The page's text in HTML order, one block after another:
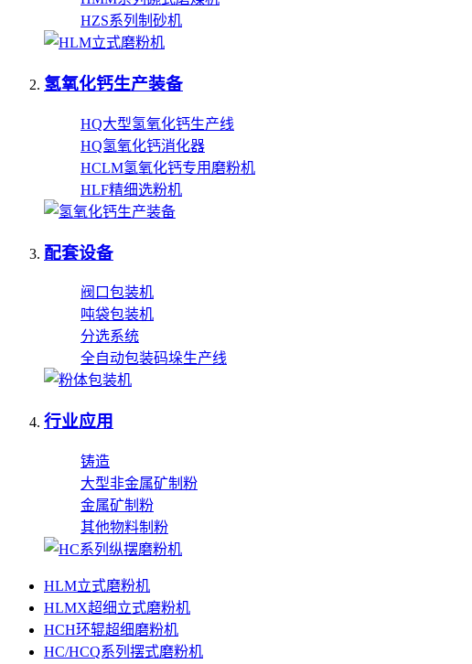
HZS系列制砂机
氢氧化钙生产装备
HQ大型氢氧化钙生产线
HQ氢氧化钙消化器
HCLM氢氧化钙专用磨粉机
HLF精细选粉机
配套设备
阀口包装机
吨袋包装机
分选系统
全自动包装码垛生产线
行业应用
铸造
大型非金属矿制粉
金属矿制粉
其他物料制粉
HLM立式磨粉机
HLMX超细立式磨粉机
HCH环辊超细磨粉机
HC/HCQ系列摆式磨粉机